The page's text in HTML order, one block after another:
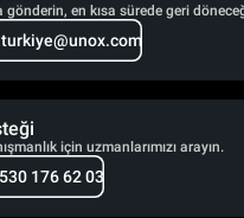
gönderin, en kısa sürede geri
için uzmanlarımızı arayın.
176 62 03